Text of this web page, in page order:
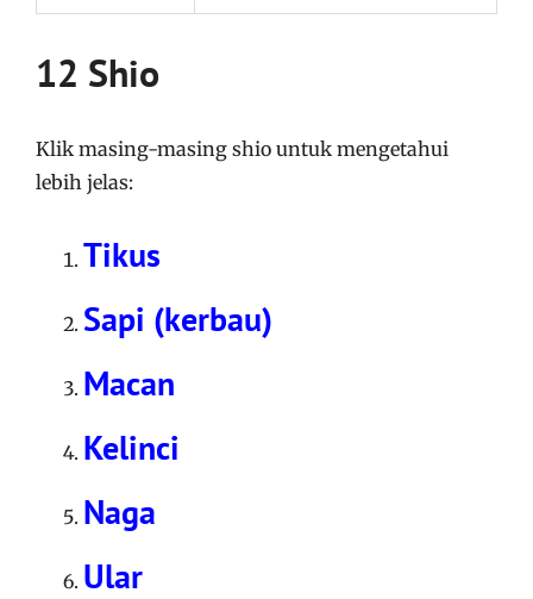
12 Shio
Klik masing-masing shio untuk mengetahui
lebih jelas:
Tikus
Sapi (kerbau)
Macan
Kelinci
Naga
Ular